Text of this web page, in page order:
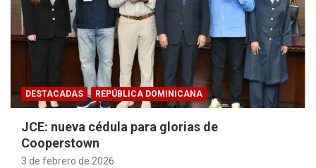
DESTACADAS REPÚBLICA DOMINICANA
JCE: nueva cédula para glorias de
Cooperstown
3 de febrero de 2026